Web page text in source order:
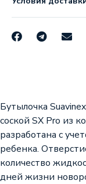
Бутылочка
соской SX Pro из
разработана с
ребенка.
количество
дней жизни